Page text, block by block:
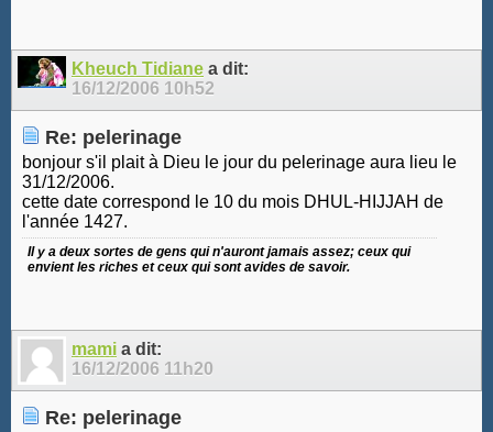
Kheuch Tidiane a dit:
16/12/2006 10h52
Re: pelerinage
bonjour s'il plait à Dieu le jour du pelerinage aura lieu le
31/12/2006.
cette date correspond le 10 du mois DHUL-HIJJAH de
l'année 1427.
Il y a deux sortes de gens qui n'auront jamais assez; ceux qui
envient les riches et ceux qui sont avides de savoir.
mami a dit:
16/12/2006 11h20
Re: pelerinage